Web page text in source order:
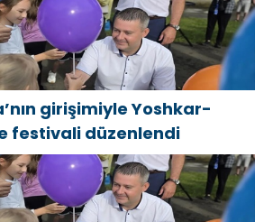
girişimiyle Yoshkar-
festivali düzenlendi